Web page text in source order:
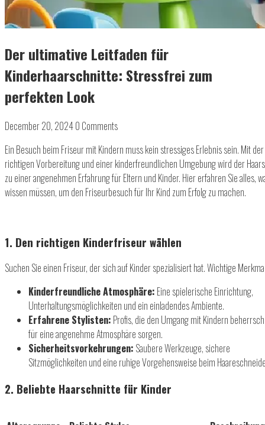
Der ultimative Leitfaden für
Kinderhaarschnitte: Stressfrei zum
perfekten Look
December 20, 20240 Comments
Ein Besuch beim Friseur mit Kindern muss kein stressiges Erlebnis sein. Mit der
richtigen Vorbereitung und einer kinderfreundlichen Umgebung wird der
zu einer angenehmen Erfahrung für Eltern und Kinder. Hier erfahren Sie alles,
wissen müssen, um den Friseurbesuch für Ihr Kind zum Erfolg zu machen.
1. Den richtigen Kinderfriseur wählen
Suchen Sie einen Friseur, der sich auf Kinder spezialisiert hat. Wichtige
Kinderfreundliche Atmosphäre: Eine spielerische Einrichtung,
Unterhaltungsmöglichkeiten und ein einladendes Ambiente.
Erfahrene Stylisten: Profis, die den Umgang mit Kindern
für eine angenehme Atmosphäre sorgen.
Sicherheitsvorkehrungen: Saubere Werkzeuge, sichere
Sitzmöglichkeiten und eine ruhige Vorgehensweise beim
2. Beliebte Haarschnitte für Kinder